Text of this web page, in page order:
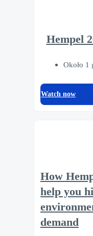
Hempel
Około 1
Watch now
How
help you
demand